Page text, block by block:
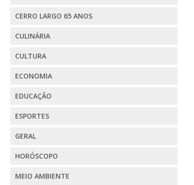
CERRO LARGO 65 ANOS
CULINÁRIA
CULTURA
ECONOMIA
EDUCAÇÃO
ESPORTES
GERAL
HORÓSCOPO
MEIO AMBIENTE